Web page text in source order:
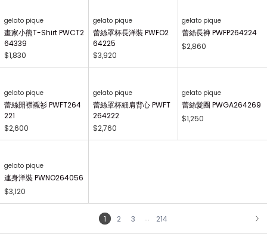
$1,380
$1,350
$1,730
gelato pique Kids&Baby
【KIDS】畫家小熊印花萬
$1,700
gelato pique Kids&Baby
【KIDS】AIRY MOCO畫
63
$2,310
畫家小熊印花長褲 PWCP
$2,410
gelato pique
畫家小熊T-Shirt PWCT2
$1,830
gelato pique
蕾絲罩杯長洋裝 PWFO2
蕾絲長褲 PWFP264224
$2,600
蕾絲罩杯細肩背心 PWFT
264222
$2,760